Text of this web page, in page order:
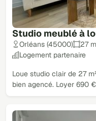
Studio meublé à
Orléans (45000) 27
Logement partenaire
Loue studio clair de 27
bien agencé. Loyer 690